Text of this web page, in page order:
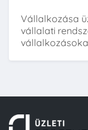
Vállalkozása
vállalati